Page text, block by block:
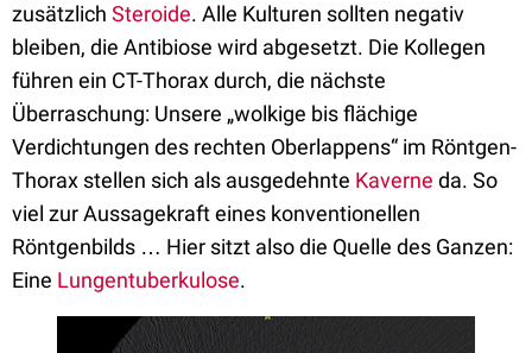
zusätzlich Steroide. Alle Kulturen sollten negativ
bleiben, die Antibiose wird abgesetzt. Die Kollegen
führen ein CT-Thorax durch, die nächste
Überraschung: Unsere „wolkige bis flächige
Verdichtungen des rechten Oberlappens“ im Röntgen-
Thorax stellen sich als ausgedehnte Kaverne da. So
viel zur Aussagekraft eines konventionellen
Röntgenbilds … Hier sitzt also die Quelle des Ganzen:
Eine Lungentuberkulose.